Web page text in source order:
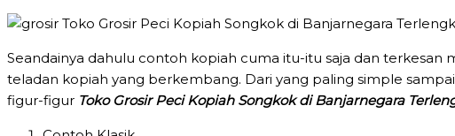
Seandainya dahulu contoh kopiah cuma itu-itu saja dan terkesan
teladan kopiah yang berkembang. Dari yang paling simple
figur-figur Toko Grosir Peci Kopiah Songkok di Banjarnegara